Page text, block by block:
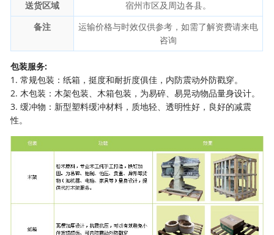
送货区域
宿州市区及周边各县。
备注
运输价格与时效仅供参考，如需了解资费请来电
咨询
包装服务:
1. 常规包装：纸箱，挺度和耐折度俱佳，内防震动外防戳穿。
2. 木包装：木架包装、木箱包装，为易碎、易晃动物品量身设计。
3. 缓冲物：新型塑料缓冲材料，质地轻、透明性好，良好的减震
性。